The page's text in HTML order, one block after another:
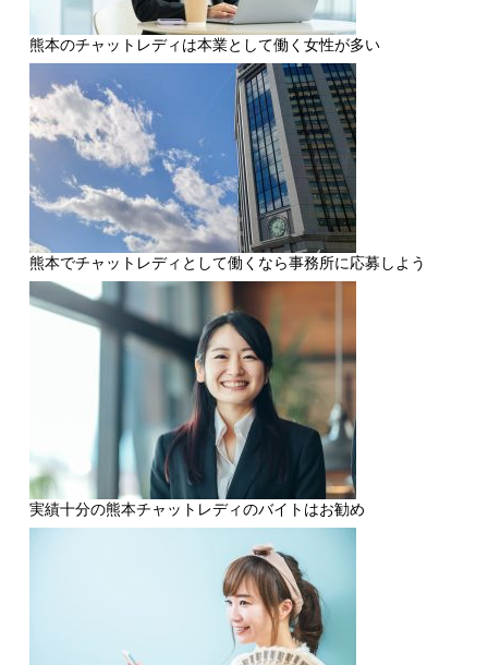
熊本のチャットレディは本業として働く女性が多い
熊本でチャットレディとして働くなら事務所に応募しよう
実績十分の熊本チャットレディのバイトはお勧め